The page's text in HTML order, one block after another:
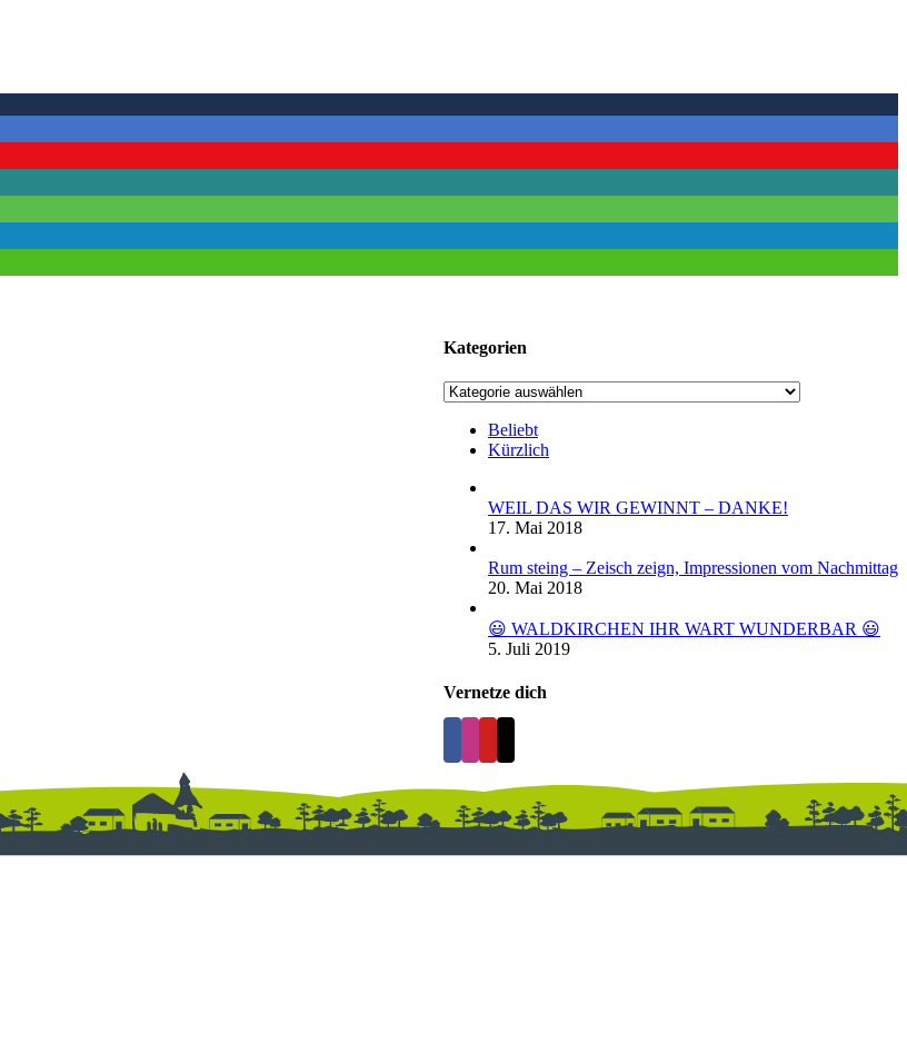
Kategorien
Kategorien
Beliebt
Kürzlich
WEIL DAS WIR GEWINNT – DANKE!
17. Mai 2018
Rum steing – Zeisch zeign, Impressionen vom Nachmittag
20. Mai 2018
😃 WALDKIRCHEN IHR WART WUNDERBAR 😃
5. Juli 2019
Vernetze dich